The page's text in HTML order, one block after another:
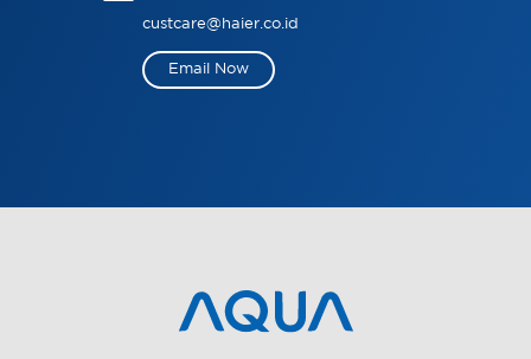
custcare@haier.co.id
Email Now